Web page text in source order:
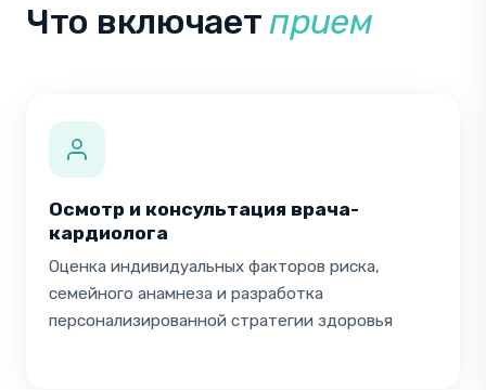
Что включаетприем
Осмотр и консультация врача-
кардиолога
Оценка индивидуальных факторов риска,
семейного анамнеза и разработка
персонализированной стратегии здоровья